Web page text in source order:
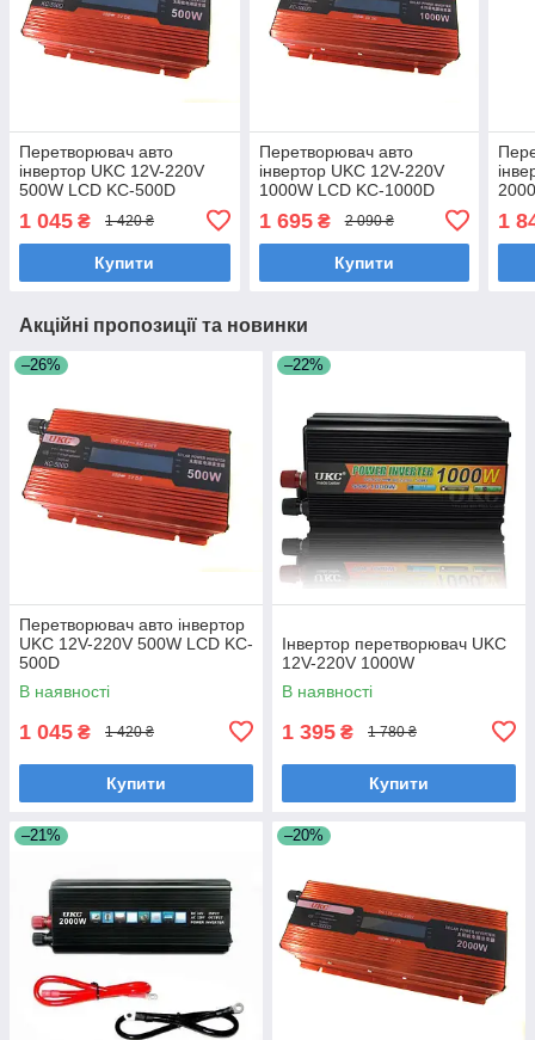
Перетворювач авто
інвертор UKC 12V-220V
500W LCD KC-500D
1 045 ₴ 1 420 ₴
Купити
Перетворювач авто
інвертор UKC 12V-220V
1000W LCD KC-1000D
1 695₴ 2 090 ₴
Купити
1
Акційні пропозиції та новинки
–26%
Перетворювач авто інвертор
UKC 12V-220V 500W LCD KC-
500D
В наявності
1 045 ₴ 1 420 ₴
Купити
–22%
Інвертор перетворювач UKC
12V-220V 1000W
В наявності
1 395 ₴ 1 780 ₴
Купити
–21% –20%